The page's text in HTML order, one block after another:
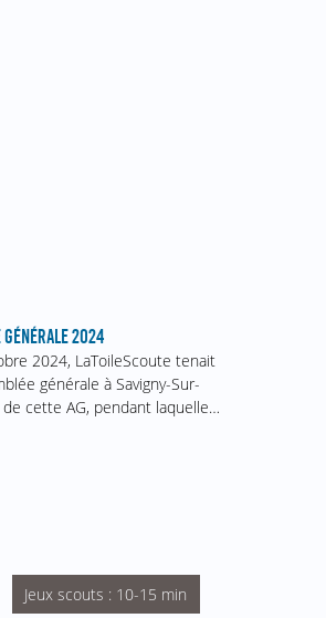
GÉNÉRALE 2024
2024, LaToileScoute tenait
générale à Savigny-Sur-
de cette AG, pendant laquelle…
Jeux scouts : 10-15 min